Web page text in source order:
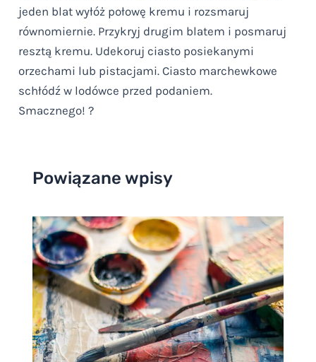
jeden blat wyłóż połowę kremu i rozsmaruj
równomiernie. Przykryj drugim blatem i posmaruj
resztą kremu. Udekoruj ciasto posiekanymi
orzechami lub pistacjami. Ciasto marchewkowe
schłódź w lodówce przed podaniem.
Smacznego! ?
Powiązane wpisy